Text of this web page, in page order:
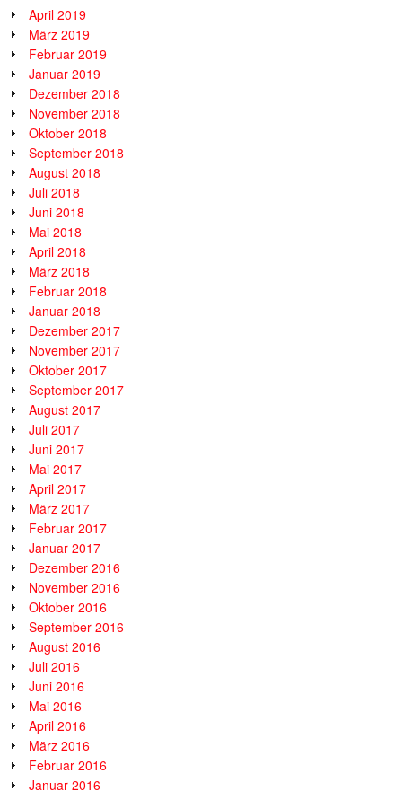
April 2019
März 2019
Februar 2019
Januar 2019
Dezember 2018
November 2018
Oktober 2018
September 2018
August 2018
Juli 2018
Juni 2018
Mai 2018
April 2018
März 2018
Februar 2018
Januar 2018
Dezember 2017
November 2017
Oktober 2017
September 2017
August 2017
Juli 2017
Juni 2017
Mai 2017
April 2017
März 2017
Februar 2017
Januar 2017
Dezember 2016
November 2016
Oktober 2016
September 2016
August 2016
Juli 2016
Juni 2016
Mai 2016
April 2016
März 2016
Februar 2016
Januar 2016